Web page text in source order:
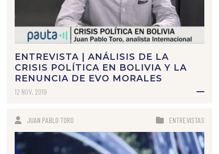
ENTREVISTA | ANÁLISIS DE LA
CRISIS POLÍTICA EN BOLIVIA Y LA
RENUNCIA DE EVO MORALES
12 NOV, 2019
JUAN PABLO TORO ENTREVISTAS